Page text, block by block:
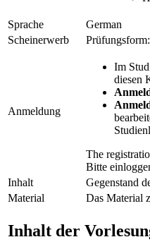
Sprache
German
Scheinerwerb
Anmeldung
Im
diesen
The
Bitte
Inhalt
Gegenstand
Material
Das Material
Inhalt der